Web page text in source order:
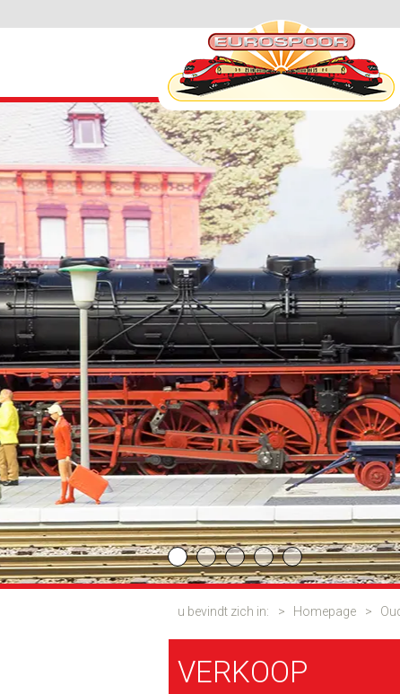
u bevindt zich in: > Homepage >
VERKOOP